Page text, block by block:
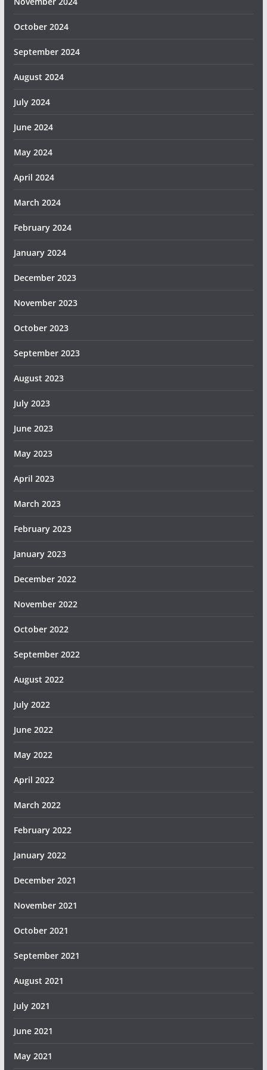
October 2024
September 2024
August 2024
July 2024
June 2024
May 2024
April 2024
March 2024
February 2024
January 2024
December 2023
November 2023
October 2023
September 2023
August 2023
July 2023
June 2023
May 2023
April 2023
March 2023
February 2023
January 2023
December 2022
November 2022
October 2022
September 2022
August 2022
July 2022
June 2022
May 2022
April 2022
March 2022
February 2022
January 2022
December 2021
November 2021
October 2021
September 2021
August 2021
July 2021
June 2021
May 2021